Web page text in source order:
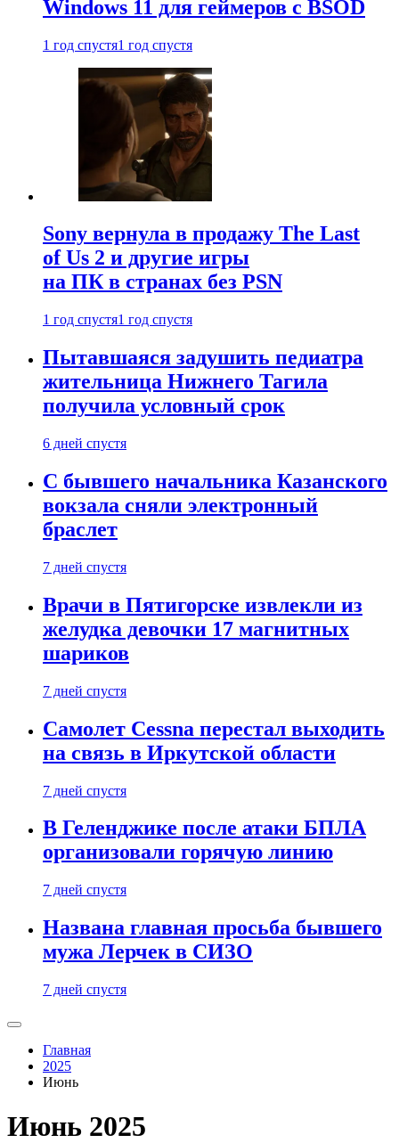
Windows 11 для геймеров с BSOD
1 год спустя1 год спустя
Sony вернула в продажу The Last
of Us 2 и другие игры
на ПК в странах без PSN
1 год спустя1 год спустя
Пытавшаяся задушить педиатра
жительница Нижнего Тагила
получила условный срок
6 дней спустя
С бывшего начальника Казанского
вокзала сняли электронный
браслет
7 дней спустя
Врачи в Пятигорске извлекли из
желудка девочки 17 магнитных
шариков
7 дней спустя
Самолет Cessna перестал выходить
на связь в Иркутской области
7 дней спустя
В Геленджике после атаки БПЛА
организовали горячую линию
7 дней спустя
Названа главная просьба бывшего
мужа Лерчек в СИЗО
7 дней спустя
Главная
2025
Июнь
Июнь 2025